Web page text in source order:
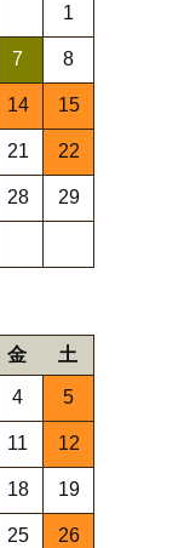
1
7 8
14 15
21 22
28 29
金 土
4 5
11 12
18 19
25 26